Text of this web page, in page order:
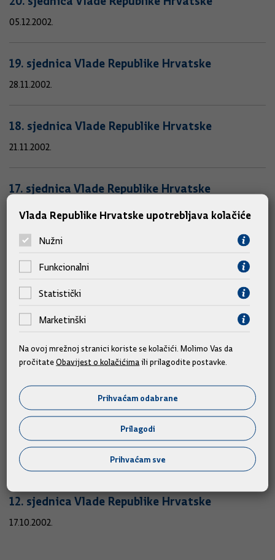
05.12.2002.
19. sjednica Vlade Republike Hrvatske
28.11.2002.
18. sjednica Vlade Republike Hrvatske
21.11.2002.
17. sjednica Vlade Republike Hrvatske
14.11.2002.
16. sjednica Vlade Republike Hrvatske
07.11.2002.
15. sjednica Vlade Republike Hrvatske
30.10.2002.
13. sjednica Vlade Republike Hrvatske
24.10.2002.
12. sjednica Vlade Republike Hrvatske
17.10.2002.
Vlada Republike Hrvatske upotrebljava kolačiće
Nužni
Funkcionalni
Statistički
Marketinški
Na ovoj mrežnoj stranici koriste se kolačići. Molimo Vas da
pročitateObavijest o kolačićimaili prilagodite postavke.
Prihvaćam odabrane
Prilagodi
Prihvaćam sve